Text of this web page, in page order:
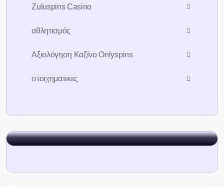
Zuluspins Casino
αθλητισμός
Αξιολόγηση Καζίνο Onlyspins
στοιχηματικες
Sign Up For 7days
Free Trial AI
To take trivial example which ever